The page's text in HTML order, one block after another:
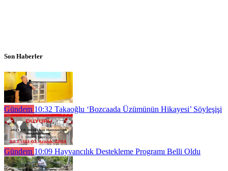
Son Haberler
Gündem 10:32 Takaoğlu ‘Bozcaada Üzümünün Hikayesi’ Söyleşişi
Gündem 10:09 Hayvancılık Destekleme Programı Belli Oldu